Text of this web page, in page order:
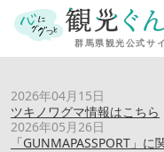
2026年04月15日
ツキノワグマ情報はこちら
2026年05月26日
「GUNMAPASSPORT」
県境パワースポット！
癒しの旅【ぐんま観光